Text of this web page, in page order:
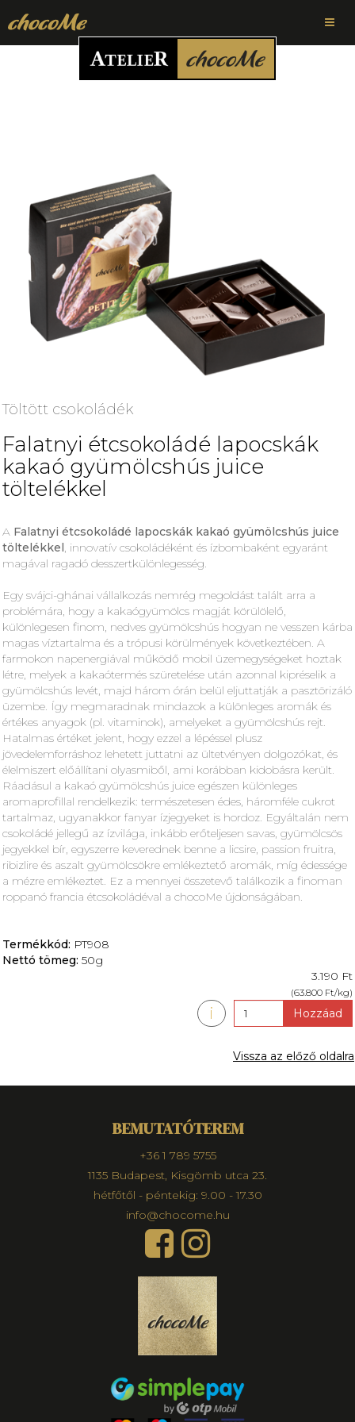
Töltött csokoládék
Falatnyi étcsokoládé lapocskák
kakaó gyümölcshús juice
töltelékkel
A Falatnyi étcsokoládé lapocskák kakaó gyümölcshús juice
töltelékkel, innovatív csokoládéként és ízbombaként egyaránt
magával ragadó desszertkülönlegesség.
Egy svájci-ghánai vállalkozás nemrég megoldást talált arra a
problémára, hogy a kakaógyümölcs magját körülölelő,
különlegesen finom, nedves gyümölcshús hogyan ne vesszen kárba
magas víztartalma és a trópusi körülmények következtében. A
farmokon napenergiával működő mobil üzemegységeket hoztak
létre, melyek a kakaótermés szüretelése után azonnal kipréselik a
gyümölcshús levét, majd három órán belül eljuttatják a pasztörizáló
üzembe. Így megmaradnak mindazok a különleges aromák és
értékes anyagok (pl. vitaminok), amelyeket a gyümölcshús rejt.
Hatalmas értéket jelent, hogy ezzel a lépéssel plusz
jövedelemforráshoz lehetett juttatni az ültetvényen dolgozókat, és
élelmiszert előállítani olyasmiből, ami korábban kidobásra került.
Ráadásul a kakaó gyümölcshús juice egészen különleges
aromaprofillal rendelkezik: természetesen édes, háromféle cukrot
tartalmaz, ugyanakkor fanyar ízjegyeket is hordoz. Egyáltalán nem
csokoládé jellegű az ízvilága, inkább erőteljesen savas, gyümölcsös
jegyekkel bír, egyszerre keverednek benne a licsire, passion fruitra,
ribizlire és aszalt gyümölcsökre emlékeztető aromák, míg édessége
a mézre emlékeztet. Ez a mennyei összetevő találkozik a finoman
roppanó francia étcsokoládéval a chocoMe újdonságában.
Termékkód: PT908
Nettó tömeg: 50g
3.190 Ft
(63.800 Ft/kg)
Hozzáad
i
Vissza az előző oldalra
BEMUTATÓTEREM
+36 1 789 5755
1135 Budapest, Kisgömb utca 23.
hétfőtől - péntekig: 9.00 - 17.30
info@chocome.hu